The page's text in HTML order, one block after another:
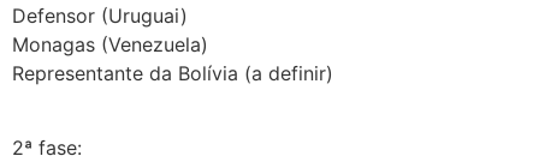
Defensor (Uruguai)
Monagas (Venezuela)
Representante da Bolívia (a definir)
2ª fase: